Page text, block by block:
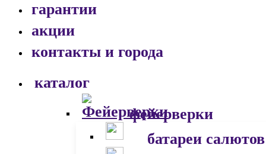
гарантии
акции
контакты и города
каталог
фейерверки
батареи салютов